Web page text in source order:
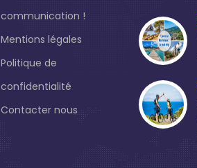
communication !
Mentions légales
Politique de
confidentialité
Contacter nous